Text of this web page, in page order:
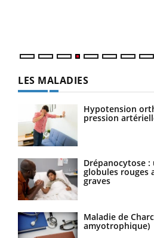
LES MALADIES
Hypotension
pression
Drépanocytose
globules rouges
graves
Maladie de
amyotrophique)